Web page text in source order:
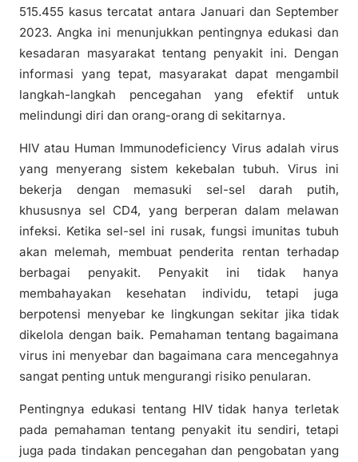
515.455 kasus tercatat antara Januari dan September
2023. Angka ini menunjukkan pentingnya edukasi dan
kesadaran masyarakat tentang penyakit ini. Dengan
informasi yang tepat, masyarakat dapat mengambil
langkah-langkah pencegahan yang efektif untuk
melindungi diri dan orang-orang di sekitarnya.
HIV atau Human Immunodeficiency Virus adalah virus
yang menyerang sistem kekebalan tubuh. Virus ini
bekerja dengan memasuki sel-sel darah putih,
khususnya sel CD4, yang berperan dalam melawan
infeksi. Ketika sel-sel ini rusak, fungsi imunitas tubuh
akan melemah, membuat penderita rentan terhadap
berbagai penyakit. Penyakit ini tidak hanya
membahayakan kesehatan individu, tetapi juga
berpotensi menyebar ke lingkungan sekitar jika tidak
dikelola dengan baik. Pemahaman tentang bagaimana
virus ini menyebar dan bagaimana cara mencegahnya
sangat penting untuk mengurangi risiko penularan.
Pentingnya edukasi tentang HIV tidak hanya terletak
pada pemahaman tentang penyakit itu sendiri, tetapi
juga pada tindakan pencegahan dan pengobatan yang